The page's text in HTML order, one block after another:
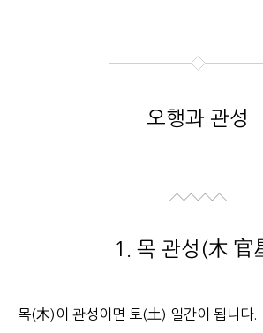
오행과 관성
1. 목 관성(木 官
목(木)이 관성이면 토(土) 일간이 됩니다.